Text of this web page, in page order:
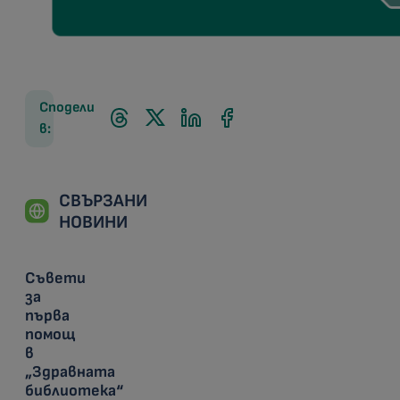
Сподели
в:
СВЪРЗАНИ
НОВИНИ
Съвети
за
първа
помощ
в
„Здравната
библиотека“